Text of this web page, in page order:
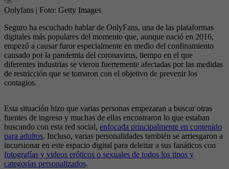
Onlyfans | Foto: Getty Images
Seguro ha escuchado hablar de OnlyFans, una de las plataformas
digitales más populares del momento que, aunque nació en 2016,
empezó a causar furor especialmente en medio del confinamiento
causado por la pandemia del coronavirus, tiempo en el que
diferentes industrias se vieron fuertemente afectadas por las medidas
de restricción que se tomaron con el objetivo de prevenir los
contagios.
Esta situación hizo que varias personas empezaran a buscar otras
fuentes de ingreso y muchas de ellas encontraron lo que estaban
buscando con esta red social, enfocada principalmente en contenido
para adultos. Incluso, varias personalidades también se arriesgaron a
incursionar en este espacio digital para deleitar a sus fanáticos con
fotografías y videos eróticos o sexuales de todos los tipos y
categorías personalizados.